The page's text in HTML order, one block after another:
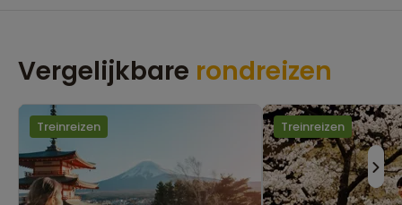
Vergelijkbare rondreizen
Treinreizen Treinreizen